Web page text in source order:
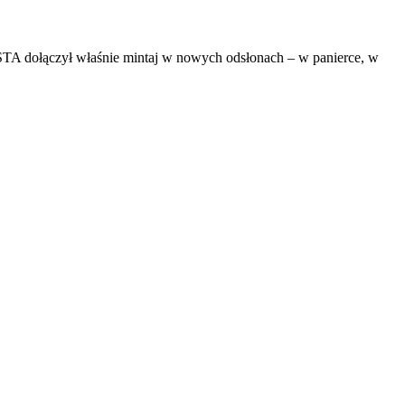
dołączył właśnie mintaj w nowych odsłonach – w panierce, w